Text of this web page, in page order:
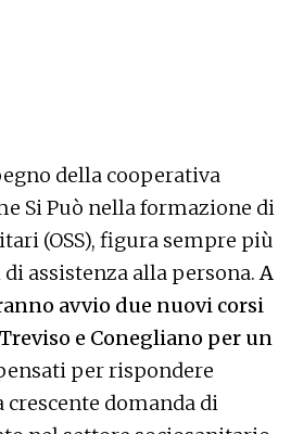
della cooperativa
Si Può nella formazione di
(OSS), figura sempre più
assistenza alla persona.A
avvio due nuovi corsi
e Conegliano per un
per rispondere
domanda di